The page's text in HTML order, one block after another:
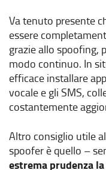
Va tenuto presente
essere
grazie allo spoofing,
modo continuo. In
efficace installare
vocale e gli SMS,
costantemente
Altro consiglio utile
spoofer è quello –
estrema prudenza